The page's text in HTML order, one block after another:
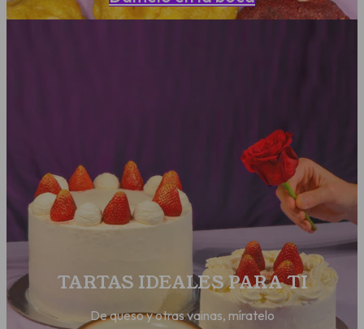
TARTAS IDEALES PARA TI
De queso y otras vainas, míratelo